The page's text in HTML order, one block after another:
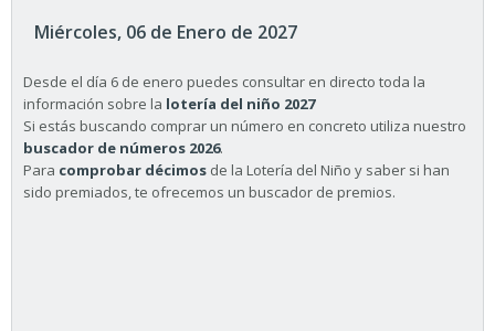
Miércoles, 06 de Enero de 2027
Desde el día 6 de enero puedes consultar en directo toda la
información sobre la lotería del niño 2027
Si estás buscando comprar un número en concreto utiliza nuestro
buscador de números 2026.
Para comprobar décimos de la Lotería del Niño y saber si han
sido premiados, te ofrecemos un buscador de premios.